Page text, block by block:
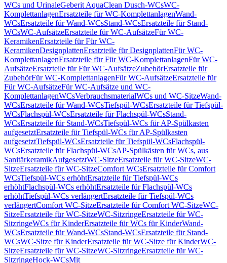
WCs und UrinaleGeberit AquaClean Dusch-WCsWC-
KomplettanlagenErsatzteile für WC-KomplettanlagenWand-
WCsErsatzteile für Wand-WCsStand-WCsErsatzteile für Stand-
WCsWC-AufsätzeErsatzteile für WC-AufsätzeFür WC-
KeramikenErsatzteile für Für WC-
KeramikenDesignplattenErsatzteile für DesignplattenFür WC-
KomplettanlagenErsatzteile für Für WC-KomplettanlagenFür WC-
AufsätzeErsatzteile für Für WC-AufsätzeZubehörErsatzteile für
ZubehörFür WC-KomplettanlagenFür WC-AufsätzeErsatzteile für
Für WC-AufsätzeFür WC-Aufsätze und WC-
KomplettanlagenWCsVerbrauchsmaterialWCs und WC-SitzeWand-
WCsErsatzteile für Wand-WCsTiefspül-WCsErsatzteile für Tiefspül-
WCsFlachspül-WCsErsatzteile für Flachspül-WCsStand-
WCsErsatzteile für Stand-WCsTiefspül-WCs für AP-Spülkasten
aufgesetztErsatzteile für Tiefspül-WCs für AP-Spülkasten
aufgesetztTiefspül-WCsErsatzteile für Tiefspül-WCsFlachspül-
WCsErsatzteile für Flachspül-WCsAP-Spülkästen für WCs, aus
SanitärkeramikAufgesetztWC-SitzeErsatzteile für WC-SitzeWC-
SitzeErsatzteile für WC-SitzeComfort WCsErsatzteile für Comfort
WCsTiefspül-WCs erhöhtErsatzteile für Tiefspül-WCs
erhöhtFlachspül-WCs erhöhtErsatzteile für Flachspül-WCs
erhöhtTiefspül-WCs verlängertErsatzteile für Tiefspül-WCs
verlängertComfort WC-SitzeErsatzteile für Comfort WC-SitzeWC-
SitzeErsatzteile für WC-SitzeWC-SitzringeErsatzteile für WC-
SitzringeWCs für KinderErsatzteile für WCs für KinderWand-
WCsErsatzteile für Wand-WCsStand-WCsErsatzteile für Stand-
WCsWC-Sitze für KinderErsatzteile für WC-Sitze für KinderWC-
SitzeErsatzteile für WC-SitzeWC-SitzringeErsatzteile für WC-
SitzringeHock-WCsMit